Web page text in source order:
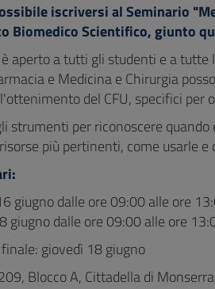
iscriversi al Seminario
Biomedico Scientifico, giunto
aperto a tutti gli studenti e a
e Medicina e Chirurgia
del CFU, specifici per
strumenti per riconoscere
più pertinenti, come usarle
giugno dalle ore 09:00 alle ore
giugno dalle ore 09:00 alle ore
giovedì 18 giugno
Blocco A, Cittadella di